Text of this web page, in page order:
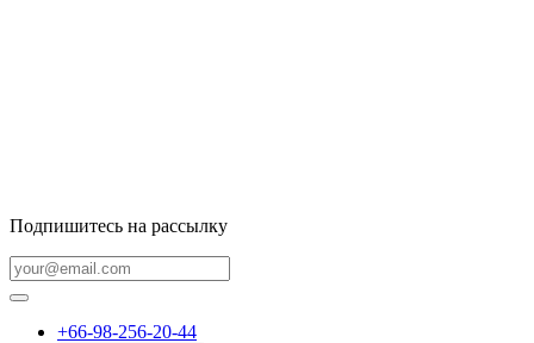
Подпишитесь на рассылку
+66-98-256-20-44